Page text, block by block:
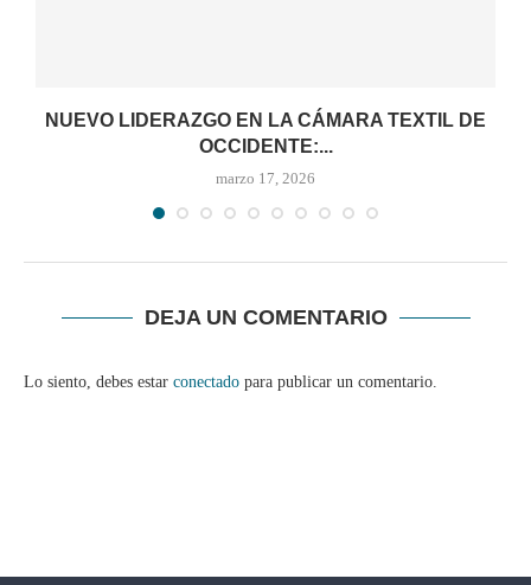
NUEVO LIDERAZGO EN LA CÁMARA TEXTIL DE
OCCIDENTE:...
marzo 17, 2026
DEJA UN COMENTARIO
Lo siento, debes estar conectado para publicar un comentario.